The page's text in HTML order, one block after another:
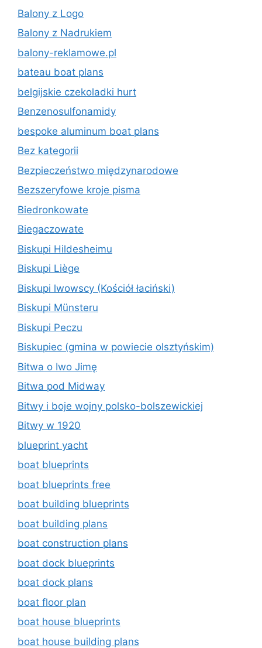
Balony z Logo
Balony z Nadrukiem
balony-reklamowe.pl
bateau boat plans
belgijskie czekoladki hurt
Benzenosulfonamidy
bespoke aluminum boat plans
Bez kategorii
Bezpieczeństwo międzynarodowe
Bezszeryfowe kroje pisma
Biedronkowate
Biegaczowate
Biskupi Hildesheimu
Biskupi Liège
Biskupi lwowscy (Kościół łaciński)
Biskupi Münsteru
Biskupi Peczu
Biskupiec (gmina w powiecie olsztyńskim)
Bitwa o Iwo Jimę
Bitwa pod Midway
Bitwy i boje wojny polsko-bolszewickiej
Bitwy w 1920
blueprint yacht
boat blueprints
boat blueprints free
boat building blueprints
boat building plans
boat construction plans
boat dock blueprints
boat dock plans
boat floor plan
boat house blueprints
boat house building plans